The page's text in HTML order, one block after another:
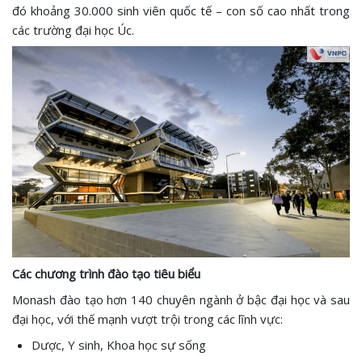
đó khoảng 30.000 sinh viên quốc tế – con số cao nhất trong
các trường đại học Úc.
Các chương trình đào tạo tiêu biểu
Monash đào tạo hơn 140 chuyên ngành ở bậc đại học và sau
đại học, với thế mạnh vượt trội trong các lĩnh vực:
Dược, Y sinh, Khoa học sự sống